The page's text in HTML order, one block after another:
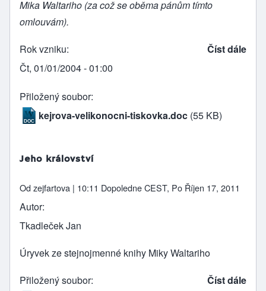
Mika Waltariho (za což se oběma pánům tímto
omlouvám).
Číst dále
Rok vzniku
Čt, 01/01/2004 - 01:00
Přiložený soubor
kejrova-velikonocni-tiskovka.doc (55 KB)
Jeho království
Od zejfartova | 10:11 Dopoledne CEST, Po Říjen 17, 2011
Autor
Tkadleček Jan
Úryvek ze stejnojmenné knihy Miky Waltariho
Číst dále
Přiložený soubor